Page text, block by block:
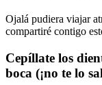
Ojalá pudiera viajar
compartiré contigo
Cepíllate los
boca (¡no te lo